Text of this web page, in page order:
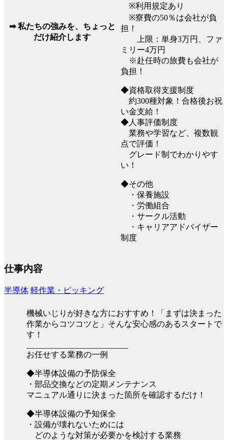
➡ 私たちの強みを、ちょっと
だけ紹介します
※利用規定あり
※寮費の50％は会社が負
担！
上限：単身3万円、ファ
ミリー4万円
※赴任時の旅費も会社が
負担！
◆資格取得支援制度
約300種対象！合格後お祝
い金支給！
◆人事評価制度
業務や学習など、複数観
点で評価！
グレード制でわかりやす
い！
◆その他
・保養施設
・労働組合
・サークル活動
・キャリアアドバイザー
制度
仕事内容
半導体 軽作業・ピッキング
機械いじりが好きな方におすすめ！「まずは決まった
作業からコツコツと」そんな安心感のあるスタートで
す！
お任せする業務の一例
◆半導体設備の予防保全
・部品交換などの定期メンテナンス
マニュアル通りに決まった箇所を確認するだけ！
◆半導体設備の予知保全
・設備が壊れないためには
どのような対策が必要かを検討する業務